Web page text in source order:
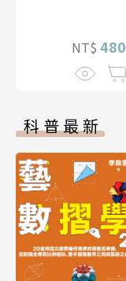
NT$ 480
科普最新